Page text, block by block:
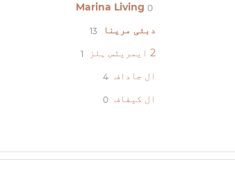
Marina Living 0
دبئی مرینا 13
2 ایمریٹس ہلز 1
ال جاداف 4
ال کیفاف 0